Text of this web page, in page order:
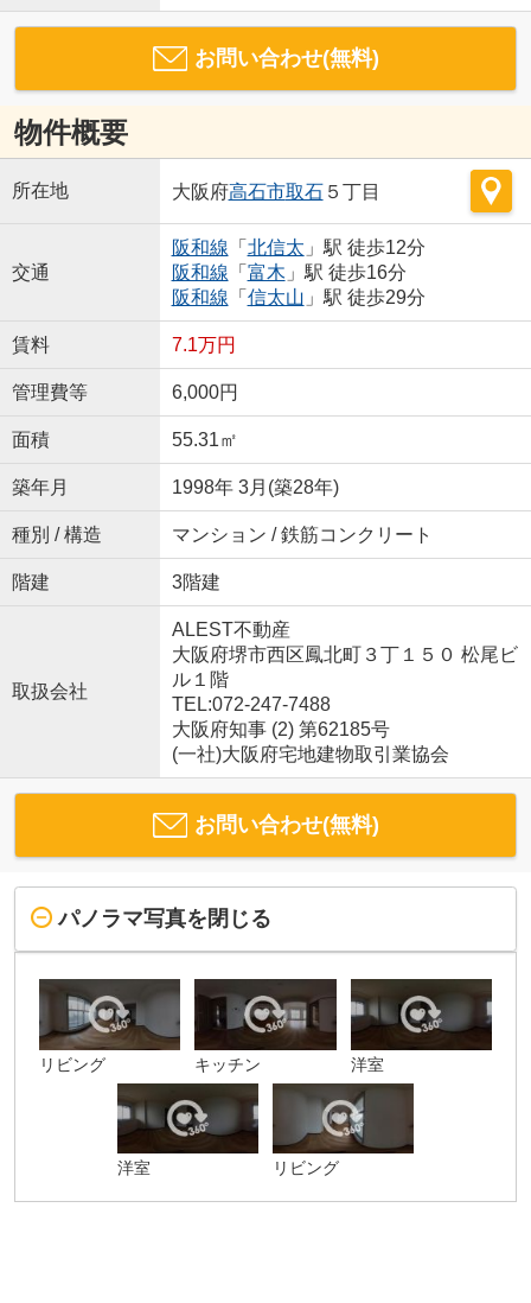
お問い合わせ(無料)
物件概要
所在地 大阪府高石市取石５丁目
交通
阪和線 「 北信太 」駅 徒歩12分
阪和線 「 富木 」駅 徒歩16分
阪和線 「 信太山 」駅 徒歩29分
賃料 7.1万円
管理費等 6,000円
面積 55.31㎡
築年月 1998年 3月(築28年)
種別 / 構造 マンション / 鉄筋コンクリート
階建 3階建
取扱会社
ALEST不動産
大阪府堺市西区鳳北町３丁１５０ 松尾ビ
ル１階
TEL:072-247-7488
大阪府知事 (2) 第62185号
(一社)大阪府宅地建物取引業協会
お問い合わせ(無料)
パノラマ写真を閉じる
リビング キッチン 洋室
洋室 リビング